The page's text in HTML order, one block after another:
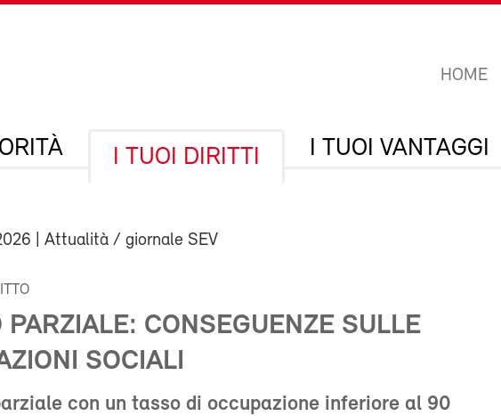
HOME
I TUOI DIRITTI I TUOI VANTAGGI
| Attualità / giornale SEV
PARZIALE: CONSEGUENZE SULLE
SOCIALI
con un tasso di occupazione inferiore al 90